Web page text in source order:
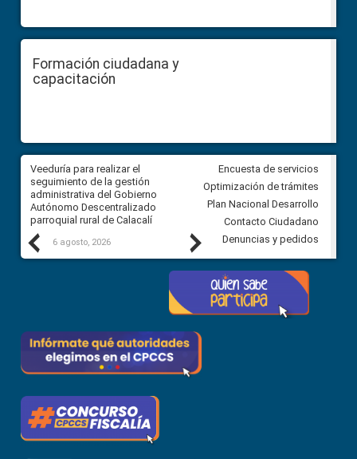
Formación ciudadana y
capacitación
Previous
Veeduría para realizar el
seguimiento de la gestión
administrativa del Gobierno
Autónomo Descentralizado
parroquial rural de Calacalí
6 agosto, 2026
Veeduría para vigilar los
derivados de la Audiencia
entre el GAD de Ibarra y la
comunidad Urbina, parroquia
Carolina
5 agosto, 2026
Next
Encuesta de servicios
Optimización de trámites
Plan Nacional Desarrollo
Contacto Ciudadano
Denuncias y pedidos